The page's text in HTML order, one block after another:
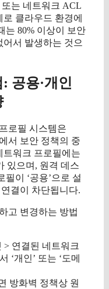
또는 네트워크 ACL
클라우드 환경에
는 80% 이상이 보안
어서 발생하는 것으
공용·개인
로필 시스템은
서 보안 정책의 중
트워크 프로필에는
있으며, 원격 데스
이 ‘공용’으로 설
결이 차단됩니다.
고 변경하는 방법
> 연결된 네트워크
‘개인’ 또는 ‘도메
방화벽 정책상 원